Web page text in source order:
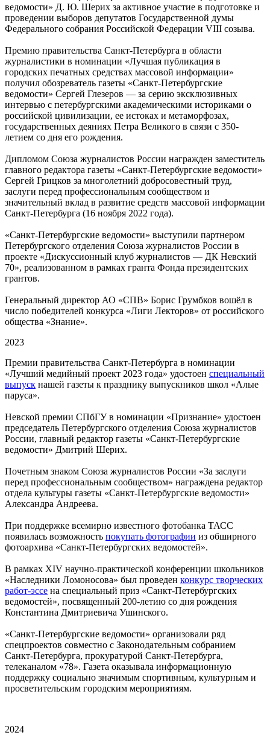
ведомости» Д. Ю. Шерих за активное участие в подготовке и
проведении выборов депутатов Государственной думы
Федерального собрания Российской Федерации VIII созыва.
Премию правительства Санкт-Петербурга в области
журналистики в номинации «Лучшая публикация в
городских печатных средствах массовой информации»
получил обозреватель газеты «Санкт‑Петербургские
ведомости» Сергей Глезеров — за серию эксклюзивных
интервью с петербургскими академическими историками о
российской цивилизации, ее истоках и метаморфозах,
государственных деяниях Петра Великого в связи с 350-
летием со дня его рождения.
Дипломом Союза журналистов России награжден заместитель
главного редактора газеты «Санкт-Петербургские ведомости»
Сергей Грицков за многолетний добросовестный труд,
заслуги перед профессиональным сообществом и
значительный вклад в развитие средств массовой информации
Санкт-Петербурга (16 ноября 2022 года).
«Санкт-Петербургские ведомости» выступили партнером
Петербургского отделения Союза журналистов России в
проекте «Дискуссионный клуб журналистов — ДК Невский
70», реализованном в рамках гранта Фонда президентских
грантов.
Генеральный директор АО «СПВ» Борис Грумбков вошёл в
число победителей конкурса «Лиги Лекторов» от российского
общества «Знание».
2023
Премии правительства Санкт-Петербурга в номинации
«Лучший медийный проект 2023 года» удостоен специальный
выпуск нашей газеты к празднику выпускников школ «Алые
паруса».
Невской премии СПбГУ в номинации «Признание» удостоен
председатель Петербургского отделения Союза журналистов
России, главный редактор газеты «Санкт-Петербургские
ведомости» Дмитрий Шерих.
Почетным знаком Союза журналистов России «За заслуги
перед профессиональным сообществом» награждена редактор
отдела культуры газеты «Санкт-Петербургские ведомости»
Александра Андреева.
При поддержке всемирно известного фотобанка ТАСС
появилась возможность покупать фотографии из обширного
фотоархива «Санкт-Петербургских ведомостей».
В рамках XIV научно-практической конференции школьников
«Наследники Ломоносова» был проведен конкурс творческих
работ-эссе на специальный приз «Санкт-Петербургских
ведомостей», посвященный 200-летию со дня рождения
Константина Дмитриевича Ушинского.
«Санкт-Петербургские ведомости» организовали ряд
спецпроектов совместно с Законодательным собранием
Санкт-Петербурга, прокуратурой Санкт-Петербурга,
телеканалом «78». Газета оказывала информационную
поддержку социально значимым спортивным, культурным и
просветительским городским мероприятиям.
2024